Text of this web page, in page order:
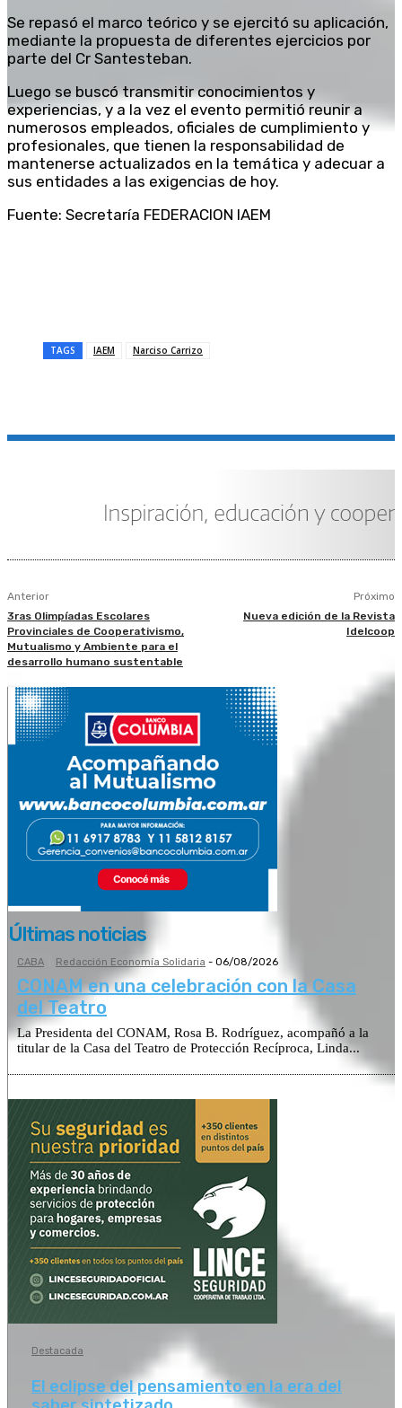
Se repasó el marco teórico y se ejercitó su aplicación,
mediante la propuesta de diferentes ejercicios por
parte del Cr Santesteban.
Luego se buscó transmitir conocimientos y
experiencias, y a la vez el evento permitió reunir a
numerosos empleados, oficiales de cumplimiento y
profesionales, que tienen la responsabilidad de
mantenerse actualizados en la temática y adecuar a
sus entidades a las exigencias de hoy.
Fuente: Secretaría FEDERACION IAEM
TAGS IAEM Narciso Carrizo
Anterior
3ras Olimpíadas Escolares
Provinciales de Cooperativismo,
Mutualismo y Ambiente para el
desarrollo humano sustentable
Próximo
Nueva edición de la Revista
Idelcoop
Últimas noticias
CABA Redacción Economía Solidaria - 06/08/2026
CONAM en una celebración con la Casa
del Teatro
La Presidenta del CONAM, Rosa B. Rodríguez, acompañó a la
titular de la Casa del Teatro de Protección Recíproca, Linda...
Destacada
El eclipse del pensamiento en la era del